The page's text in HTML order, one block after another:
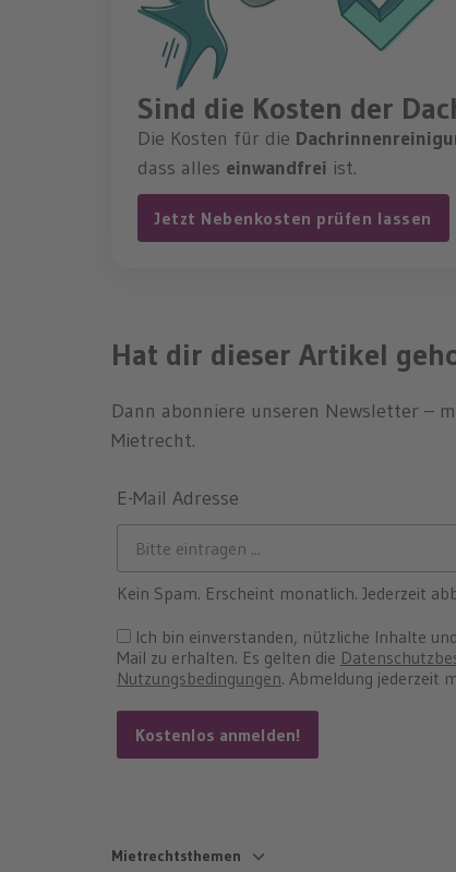
Sind die Kosten der
Die Kosten für die
dass alles einwandfrei ist.
Jetzt Nebenkosten prüfen lassen
Hat dir dieser Artikel
Dann abonniere unseren Newsletter –
Mietrecht.
E-Mail Adresse
Kein Spam. Erscheint monatlich. Jederzeit
Ich bin einverstanden, nützliche Inhalte
Mail zu erhalten. Es gelten die
Nutzungsbedingungen. Abmeldung jederzeit
Mietrechtsthemen